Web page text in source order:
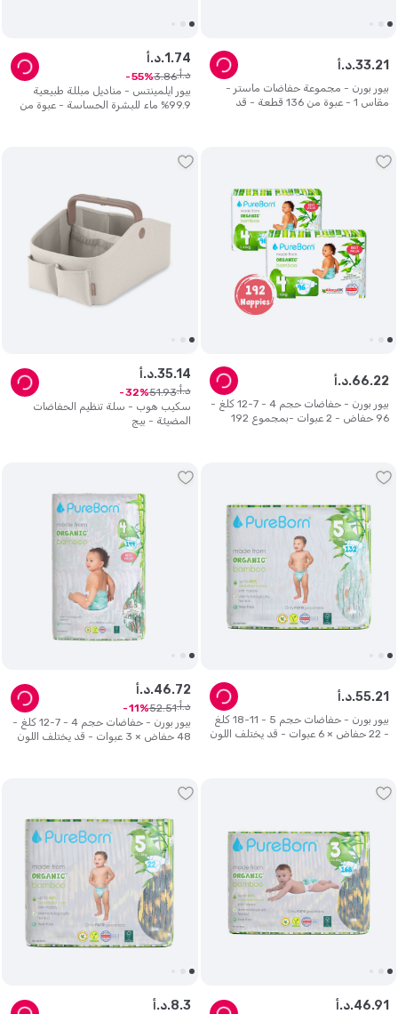
بيور بورن - مجموعة حفاضات ماستر -
مقاس 1 - عبوة من 136 قطعة - قد
د.أ.33.21
بيور ايلمينتس - مناديل مبللة طبيعية
99.9% ماء للبشرة الحساسة - عبوة من
د.أ.1 .74
د.أ. 3.86
55
بيور بورن - حفاضات حجم 4 - 7-12 كلغ -
96 حفاض - 2 عبوات -بمجموع 192
د.أ.66.22
سكيب هوب - سلة تنظيم الحفاضات
المضيئة - بيج
د.أ.35.14
د.أ. 51.93
32
بيور بورن - حفاضات حجم 5 - 11-18 كلغ
- 22 حفاض × 6 عبوات - قد يختلف اللون
د.أ.55.21
بيور بورن - حفاضات حجم 4 - 7-12 كلغ -
48 حفاض × 3 عبوات - قد يختلف اللون
د.أ.46.72
د.أ. 52.51
11
د.أ.46.91 د.أ.8.3